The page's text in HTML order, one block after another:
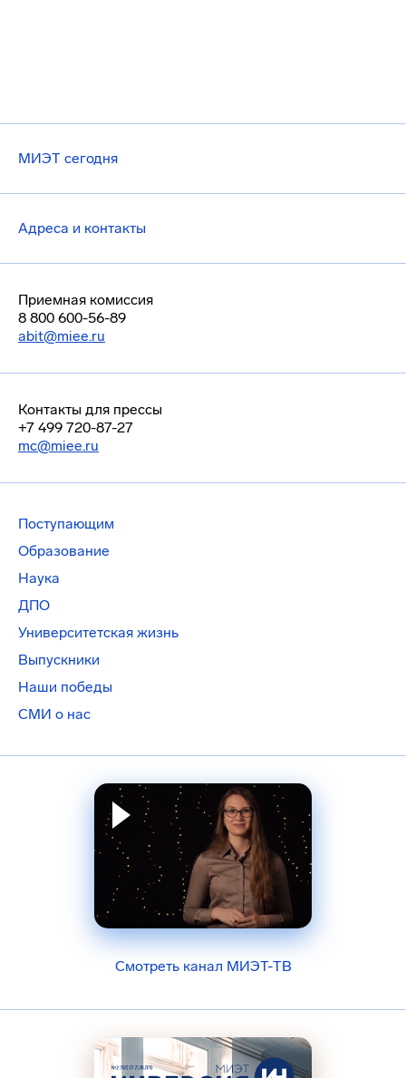
МИЭТ сегодня
Адреса и контакты
Приемная комиссия
8 800 600-56-89
abit@miee.ru
Контакты для прессы
+7 499 720-87-27
mc@miee.ru
Поступающим
Образование
Наука
ДПО
Университетская жизнь
Выпускники
Наши победы
СМИ о нас
Смотреть канал МИЭТ-ТВ